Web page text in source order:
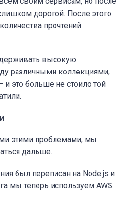
дорогой. После этого
прочтений
высокую
различными коллекциями,
и это больше не стоило той
этими проблемами, мы
дальше.
был переписан на Node.js и
мы теперь используем AWS.